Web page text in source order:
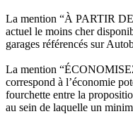
La mention “À PARTIR
actuel le moins cher
garages référencés sur
La mention
correspond à l’économie
fourchette entre la
au sein de laquelle un